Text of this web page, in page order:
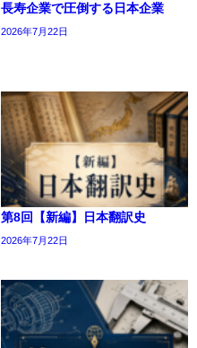
長寿企業で圧倒する日本企業
2026年7月22日
第8回【新編】日本翻訳史
2026年7月22日